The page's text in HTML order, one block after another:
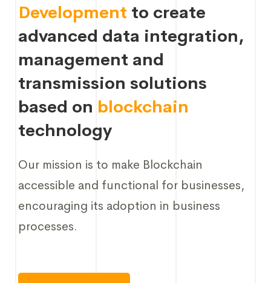
Development to create
advanced data integration,
management and
transmission solutions
based on blockchain
technology
Our mission is to make Blockchain
accessible and functional for businesses,
encouraging its adoption in business
processes.